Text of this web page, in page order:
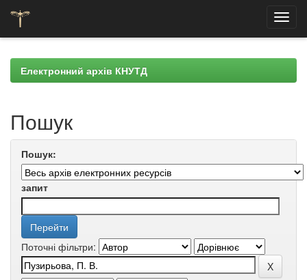
navigationЕлектронний архів КНУТД
Пошук
Пошук:
запит
Поточні фільтри: